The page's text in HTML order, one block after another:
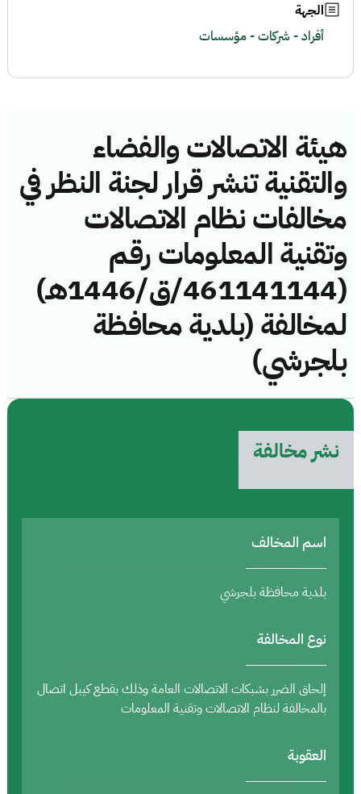
هيئة الاتصالات والفضاء
والتقنية تنشر قرار لجنة النظر في
مخالفات نظام الاتصالات
وتقنية المعلومات رقم
(461141144/ق/1446هـ)
لمخالفة (بلدية محافظة
بلجرشي)
نشر مخالفة
اسم المخالف
بلدية محافظة بلجرشي
نوع المخالفة
إلحاق الضرر بشبكات الاتصالات العامة وذلك بقطع كيبل اتصال
بالمخالفة لنظام الاتصالات وتقنية المعلومات
العقوبة
الجهة
أفراد - شركات - مؤسسات